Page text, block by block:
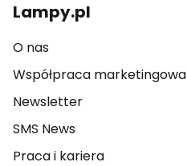
Lampy.pl
O nas
Współpraca marketingowa
Newsletter
SMS News
Praca i kariera